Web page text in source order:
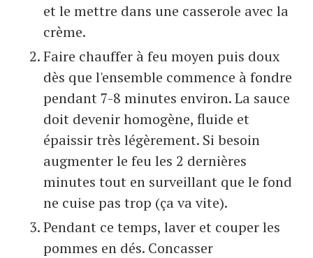
et le mettre dans une casserole avec la
crème.
Faire chauffer à feu moyen puis doux
dès que l'ensemble commence à fondre
pendant 7-8 minutes environ. La sauce
doit devenir homogène, fluide et
épaissir très légèrement. Si besoin
augmenter le feu les 2 dernières
minutes tout en surveillant que le fond
ne cuise pas trop (ça va vite).
Pendant ce temps, laver et couper les
pommes en dés. Concasser